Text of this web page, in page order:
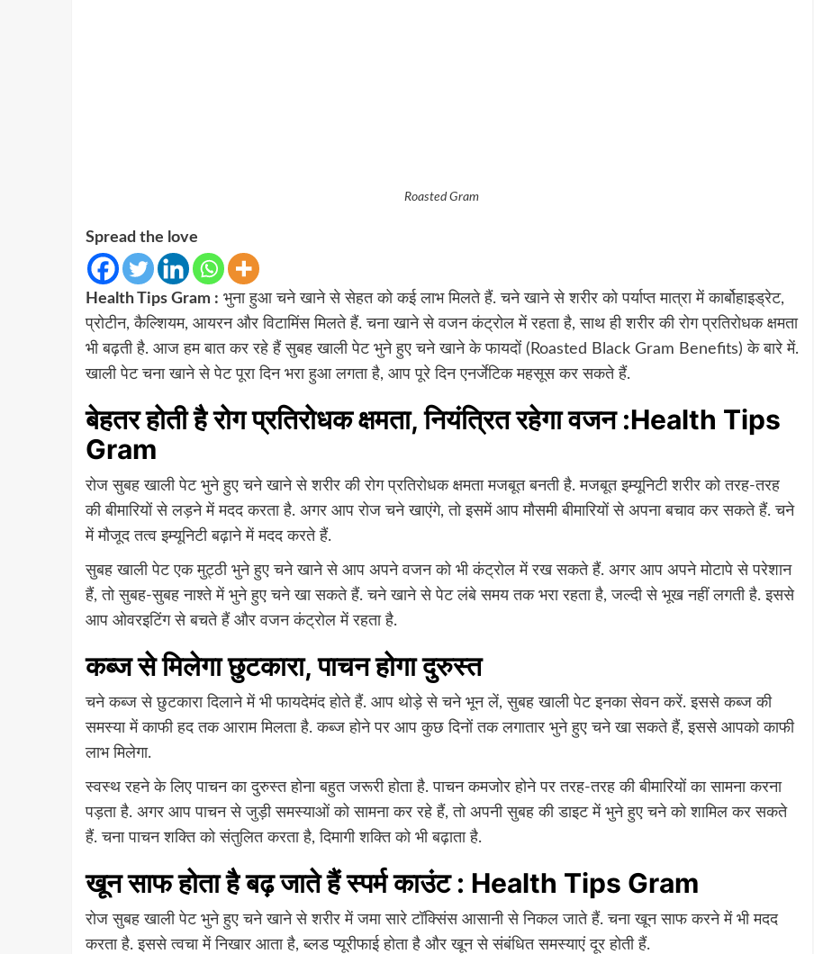
Roasted Gram
Spread the love
Health Tips Gram : भुना हुआ चने खाने से सेहत को कई लाभ मिलते हैं. चने खाने से शरीर को पर्याप्त मात्रा में कार्बोहाइड्रेट,
प्रोटीन, कैल्शियम, आयरन और विटामिंस मिलते हैं. चना खाने से वजन कंट्रोल में रहता है, साथ ही शरीर की रोग प्रतिरोधक क्षमता
भी बढ़ती है. आज हम बात कर रहे हैं सुबह खाली पेट भुने हुए चने खाने के फायदों (Roasted Black Gram Benefits) के बारे में.
खाली पेट चना खाने से पेट पूरा दिन भरा हुआ लगता है, आप पूरे दिन एनर्जेटिक महसूस कर सकते हैं.
बेहतर होती है रोग प्रतिरोधक क्षमता, नियंत्रित रहेगा वजन :Health Tips
Gram
रोज सुबह खाली पेट भुने हुए चने खाने से शरीर की रोग प्रतिरोधक क्षमता मजबूत बनती है. मजबूत इम्यूनिटी शरीर को तरह-तरह
की बीमारियों से लड़ने में मदद करता है. अगर आप रोज चने खाएंगे, तो इसमें आप मौसमी बीमारियों से अपना बचाव कर सकते हैं. चने
में मौजूद तत्व इम्यूनिटी बढ़ाने में मदद करते हैं.
सुबह खाली पेट एक मुट्ठी भुने हुए चने खाने से आप अपने वजन को भी कंट्रोल में रख सकते हैं. अगर आप अपने मोटापे से परेशान
हैं, तो सुबह-सुबह नाश्ते में भुने हुए चने खा सकते हैं. चने खाने से पेट लंबे समय तक भरा रहता है, जल्दी से भूख नहीं लगती है. इससे
आप ओवरइटिंग से बचते हैं और वजन कंट्रोल में रहता है.
कब्ज से मिलेगा छुटकारा, पाचन होगा दुरुस्त
चने कब्ज से छुटकारा दिलाने में भी फायदेमंद होते हैं. आप थोड़े से चने भून लें, सुबह खाली पेट इनका सेवन करें. इससे कब्ज की
समस्या में काफी हद तक आराम मिलता है. कब्ज होने पर आप कुछ दिनों तक लगातार भुने हुए चने खा सकते हैं, इससे आपको काफी
लाभ मिलेगा.
स्वस्थ रहने के लिए पाचन का दुरुस्त होना बहुत जरूरी होता है. पाचन कमजोर होने पर तरह-तरह की बीमारियों का सामना करना
पड़ता है. अगर आप पाचन से जुड़ी समस्याओं को सामना कर रहे हैं, तो अपनी सुबह की डाइट में भुने हुए चने को शामिल कर सकते
हैं. चना पाचन शक्ति को संतुलित करता है, दिमागी शक्ति को भी बढ़ाता है.
खून साफ होता है बढ़ जाते हैं स्पर्म काउंट : Health Tips Gram
रोज सुबह खाली पेट भुने हुए चने खाने से शरीर में जमा सारे टॉक्सिंस आसानी से निकल जाते हैं. चना खून साफ करने में भी मदद
करता है. इससे त्वचा में निखार आता है, ब्लड प्यूरीफाई होता है और खून से संबंधित समस्याएं दूर होती हैं.